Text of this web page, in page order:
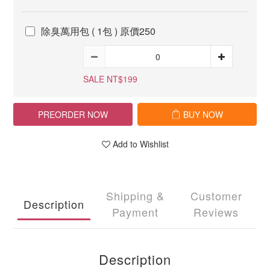
除臭萬用包 ( 1包 ) 原價250
SALE NT$199
PREORDER NOW BUY NOW
Add to Wishlist
Description
Shipping &
Payment
Customer
Reviews
Description